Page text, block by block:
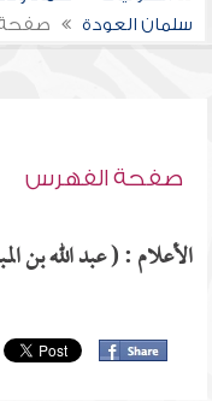
سلمان العودة
صفحة الفهرس
الأعلام : ( عبد الله بن